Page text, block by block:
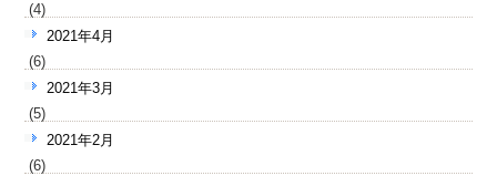
(4)
2021年4月
(6)
2021年3月
(5)
2021年2月
(6)